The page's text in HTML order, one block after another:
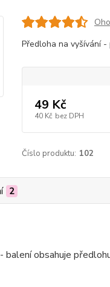
Předloha na vyšívání -
49 Kč
40 Kč bez DPH
Číslo produktu: 102
2
obsahuje